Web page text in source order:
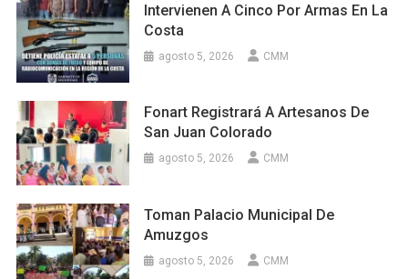
Intervienen A Cinco Por Armas En La
Costa
agosto 5, 2026 CMM
Fonart Registrará A Artesanos De
San Juan Colorado
agosto 5, 2026 CMM
Toman Palacio Municipal De
Amuzgos
agosto 5, 2026 CMM